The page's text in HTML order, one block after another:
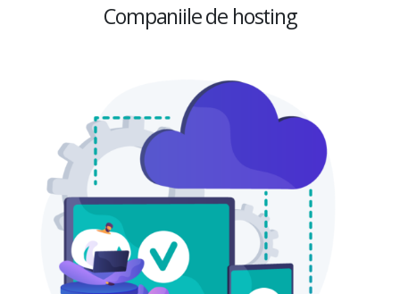
Companiile de hosting